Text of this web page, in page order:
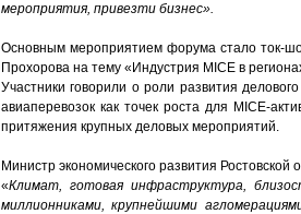
мероприятия, привезти бизнес».
Основным мероприятием форума стало ток-
Прохорова на тему «Индустрия MICE в
Участники говорили о роли развития
авиаперевозок как точек роста для MICE-
притяжения крупных деловых мероприятий.
Министр экономического развития
«Климат, готовая инфраструктура,
миллионниками, крупнейшими